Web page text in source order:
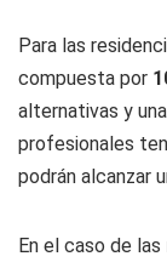
Para las
compuesta por
alternativas y
profesionales
podrán alcanzar
En el caso de las